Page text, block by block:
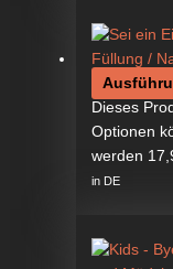
Dieses
Optionen
werden
in DE